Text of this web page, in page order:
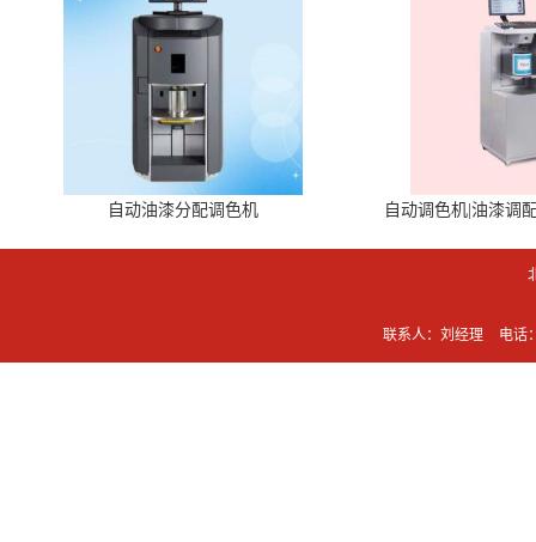
自动油漆分配调色机 自动调色机|油漆调
联系人：刘经理 电话